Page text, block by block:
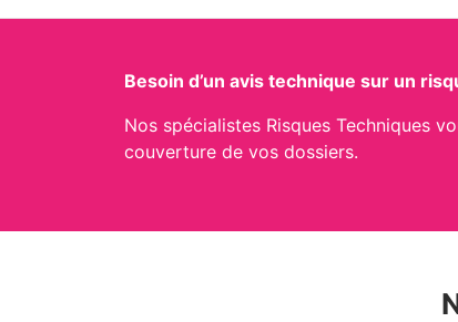
Besoin d’un avis technique sur un
Nos spécialistes Risques Techniques
couverture de vos dossiers.